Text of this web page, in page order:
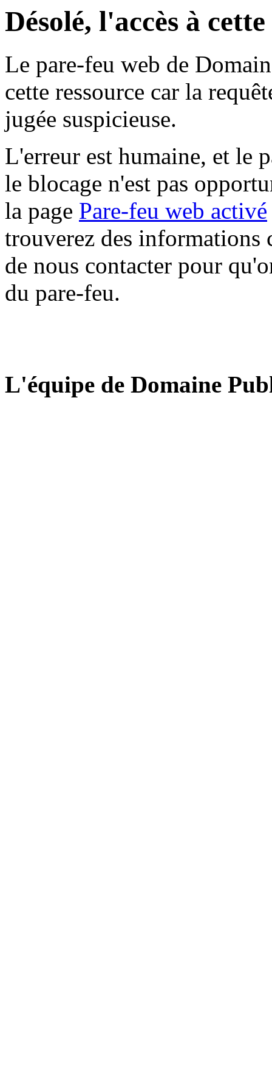
Désolé, l'accès à
Le pare-feu web de
cette ressource car la
jugée suspicieuse.
L'erreur est humaine, et le
le blocage n'est pas
la page Pare-feu web activé
trouverez des informations
de nous contacter pour
du pare-feu.
L'équipe de Domaine